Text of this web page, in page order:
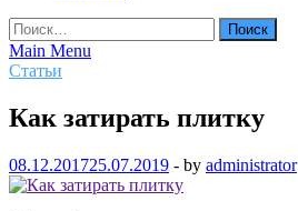
Найти:
Main Menu
Статьи
Как затирать плитку
08.12.201725.07.2019 - by administrator